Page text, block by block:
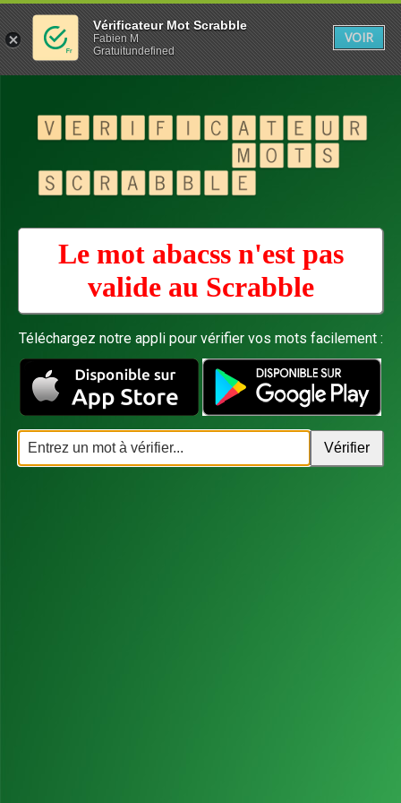
Le mot abacss n'est pas
valide au Scrabble
Téléchargez notre appli pour vérifier vos mots facilement :
Vérificateur Mot Scrabble
Fabien M
Gratuitundefined
VOIR